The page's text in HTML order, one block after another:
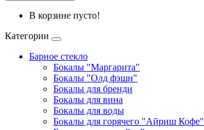
В корзине пусто!
Категории
Барное стекло
Бокалы "Маргарита"
Бокалы "Олд фэшн"
Бокалы для бренди
Бокалы для вина
Бокалы для воды
Бокалы для горячего "Айриш Кофе"